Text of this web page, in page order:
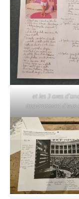
et les 3 axes
apparaissent